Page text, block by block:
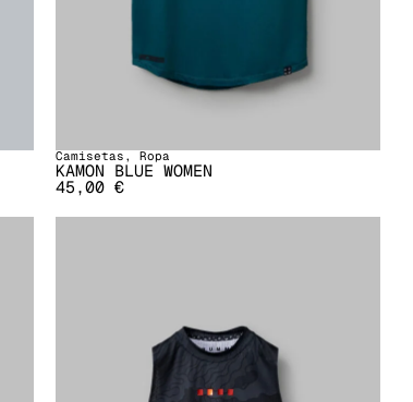
Camisetas , Ropa
KAMON BLUE WOMEN
45,00 €